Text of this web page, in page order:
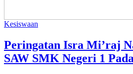
Kesiswaan
Peringatan Isra Mi’raj
SAW SMK Negeri 1